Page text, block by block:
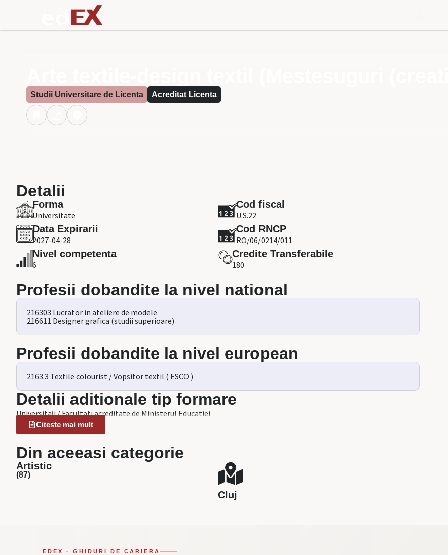
Studii Universitare de Licenta Acreditat Licenta
Detalii
Forma
Universitate
Cod fiscal
U.S.22
Data Expirarii
2027-04-28
Cod RNCP
RO/06/0214/011
Nivel competenta
6
Credite Transferabile
180
Profesii dobandite la nivel national
216303 Lucrator in ateliere de modele
216611 Designer grafica (studii superioare)
Profesii dobandite la nivel european
2163.3 Textile colourist / Vopsitor textil ( ESCO )
Detalii aditionale tip formare
Universitați / Facultati acreditate de Ministerul Educatiei
Citeste mai mult
Din aceeasi categorie
Artistic
(87)
Cluj
EDEX · GHIDURI DE CARIERA